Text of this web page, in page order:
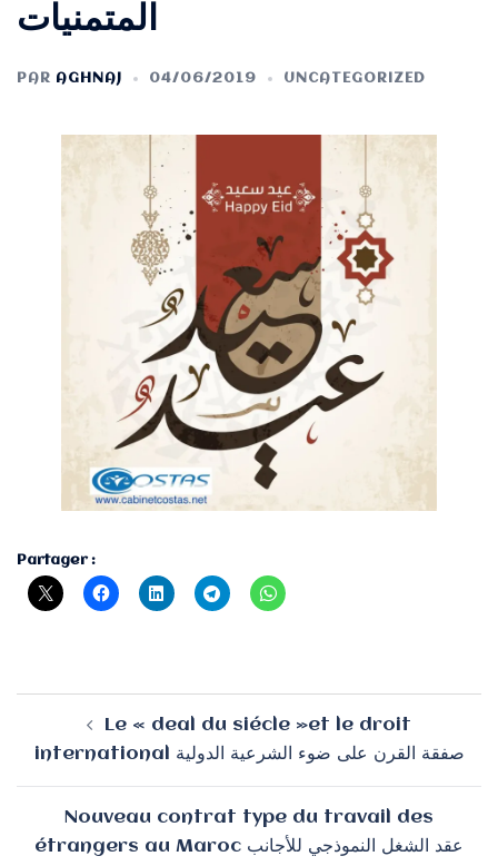
المتمنيات
PAR AGHNAJ 04/06/2019 UNCATEGORIZED
Partager :
d’articleLe « deal du siécle »et le droit
international صفقة القرن على ضوء الشرعية الدولية
Nouveau contrat type du travail des
étrangers au Maroc عقد الشغل النموذجي للأجانب